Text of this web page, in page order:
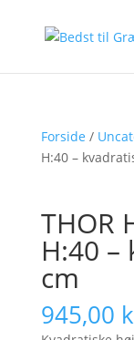
Forside /
H:40 –
THOR
H:40
cm
945,00